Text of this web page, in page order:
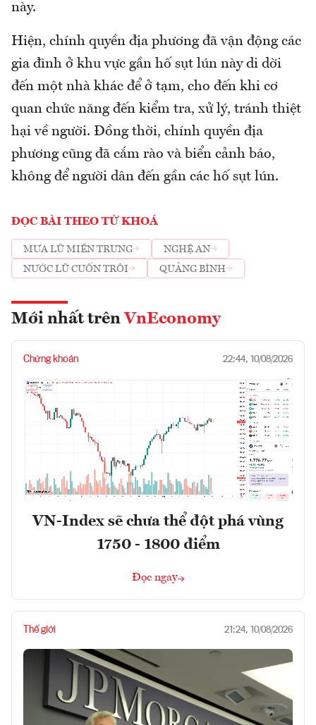
này.
Hiện, chính quyền địa phương đã vận động các
gia đình ở khu vực gần hố sụt lún này di dời
đến một nhà khác để ở tạm, cho đến khi cơ
quan chức năng đến kiểm tra, xử lý, tránh thiệt
hại về người. Đồng thời, chính quyền địa
phương cũng đã cắm rào và biển cảnh báo,
không để người dân đến gần các hố sụt lún.
ĐỌC BÀI THEO TỪ KHOÁ
MƯA LŨ MIỀN TRUNG
NGHỆ AN
NƯỚC LŨ CUỐN TRÔI
QUẢNG BÌNH
Mới nhất trên VnEconomy
Chứng khoán 22:44, 10/08/2026
VN-Index sẽ chưa thể đột phá vùng
1750 - 1800 điểm
Đọc ngay
Thế giới 21:24, 10/08/2026